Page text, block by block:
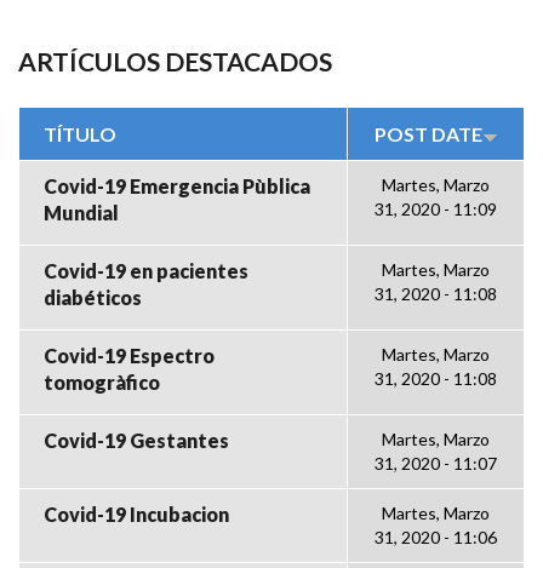
ARTÍCULOS DESTACADOS
TÍTULO POST DATE
Covid-19 Emergencia Pùblica
Mundial
Martes, Marzo
31, 2020 - 11:09
Covid-19 en pacientes
diabéticos
Martes, Marzo
31, 2020 - 11:08
Covid-19 Espectro
tomogràfico
Martes, Marzo
31, 2020 - 11:08
Covid-19 Gestantes
Martes, Marzo
31, 2020 - 11:07
Covid-19 Incubacion
Martes, Marzo
31, 2020 - 11:06